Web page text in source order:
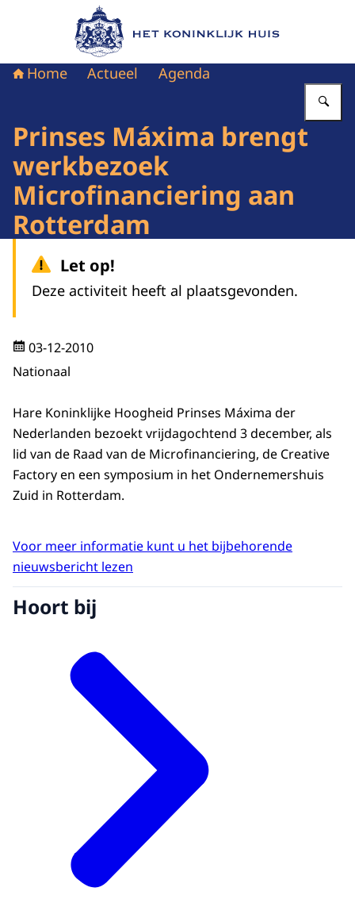
Naar de homepage van Het Koninklijk Huis
Home Actueel Agenda
Prinses Máxima brengt
werkbezoek
Microfinanciering aan
Rotterdam
Let op!
Deze activiteit heeft al plaatsgevonden.
03-12-2010
Nationaal
Hare Koninklijke Hoogheid Prinses Máxima der
Nederlanden bezoekt vrijdagochtend 3 december, als
lid van de Raad van de Microfinanciering, de Creative
Factory en een symposium in het Ondernemershuis
Zuid in Rotterdam.
Voor meer informatie kunt u het bijbehorende
nieuwsbericht lezen
Hoort bij